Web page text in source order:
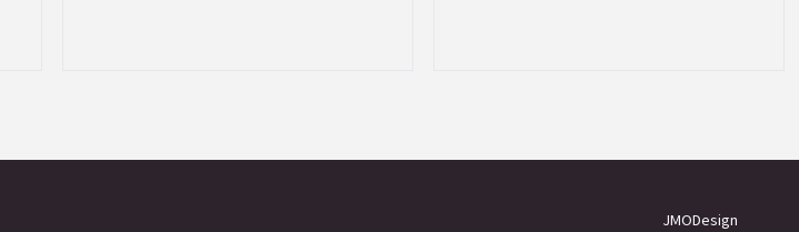
JMODesign